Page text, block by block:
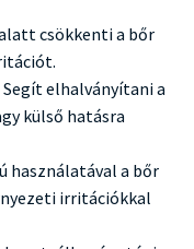
csökkenti a bőr
Segít elhalványítani a
külső hatásra
használatával a bőr
irritációkkal